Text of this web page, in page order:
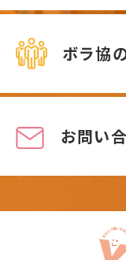
ボラ協
お問い